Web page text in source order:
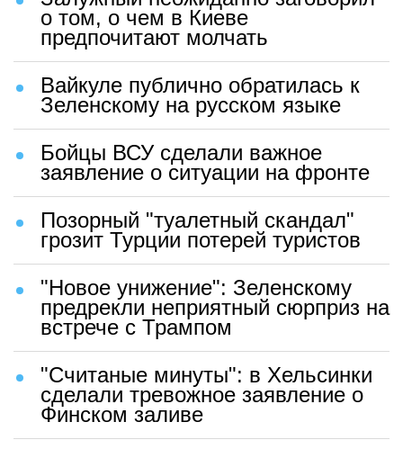
о том, о чем в Киеве
предпочитают молчать
Вайкуле публично обратилась к
Зеленскому на русском языке
Бойцы ВСУ сделали важное
заявление о ситуации на фронте
Позорный "туалетный скандал"
грозит Турции потерей туристов
"Новое унижение": Зеленскому
предрекли неприятный сюрприз на
встрече с Трампом
"Считаные минуты": в Хельсинки
сделали тревожное заявление о
Финском заливе